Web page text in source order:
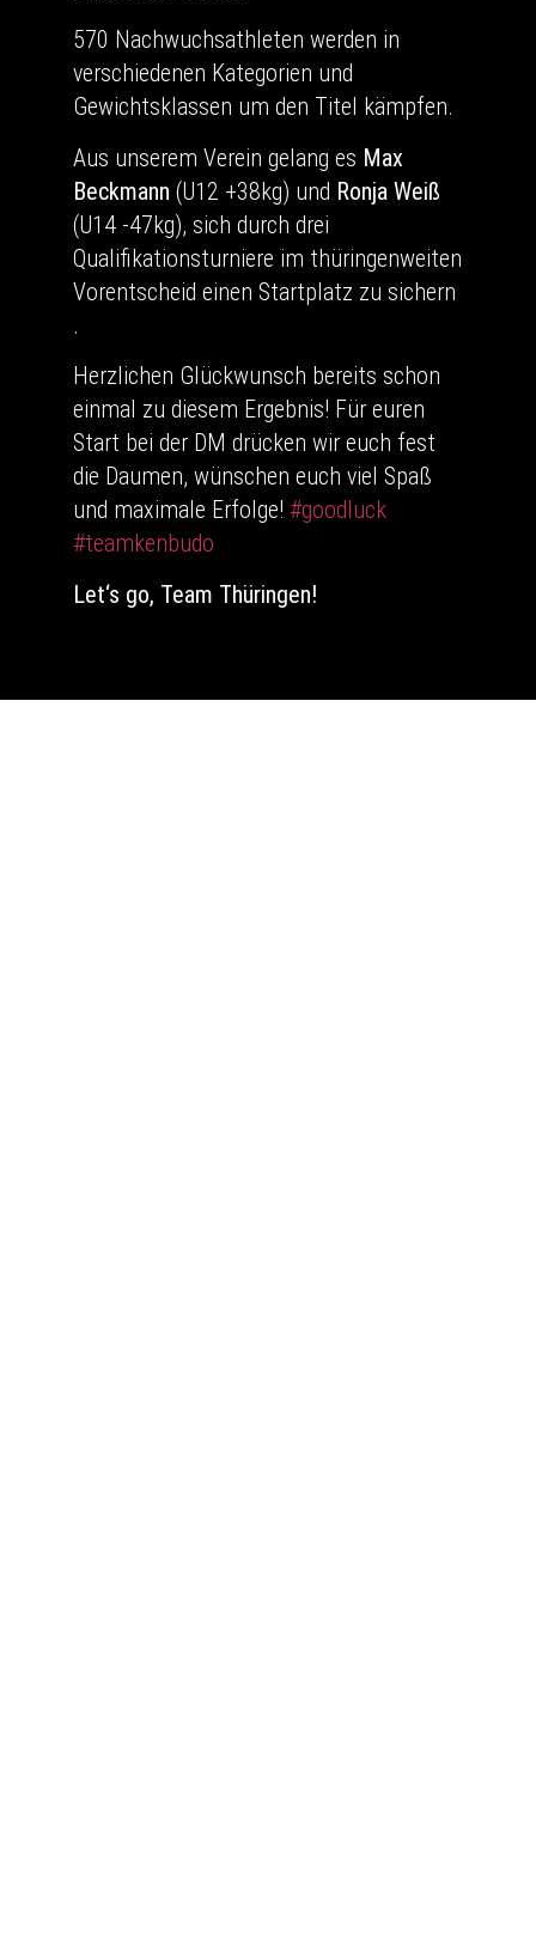
570 Nachwuchsathleten werden in
verschiedenen Kategorien und
Gewichtsklassen um den Titel kämpfen.
Aus unserem Verein gelang es Max
Beckmann (U12 +38kg) und Ronja Weiß
(U14 -47kg), sich durch drei
Qualifikationsturniere im thüringenweiten
Vorentscheid einen Startplatz zu sichern
.
Herzlichen Glückwunsch bereits schon
einmal zu diesem Ergebnis! Für euren
Start bei der DM drücken wir euch fest
die Daumen, wünschen euch viel Spaß
und maximale Erfolge! #goodluck
#teamkenbudo
Let‘s go, Team Thüringen!